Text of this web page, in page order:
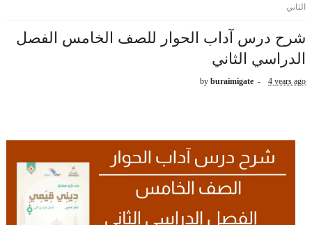
الثاني
شرح درس آداب الحوار للصف الخامس الفصل
الدراسي الثاني
byburaimigate 4 years ago